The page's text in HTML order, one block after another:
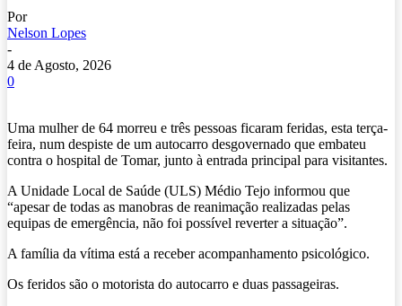
Por
Nelson Lopes
-
4 de Agosto, 2026
0
Uma mulher de 64 morreu e três pessoas ficaram feridas, esta terça-
feira, num despiste de um autocarro desgovernado que embateu
contra o hospital de Tomar, junto à entrada principal para visitantes.
A Unidade Local de Saúde (ULS) Médio Tejo informou que
“apesar de todas as manobras de reanimação realizadas pelas
equipas de emergência, não foi possível reverter a situação”.
A família da vítima está a receber acompanhamento psicológico.
Os feridos são o motorista do autocarro e duas passageiras.